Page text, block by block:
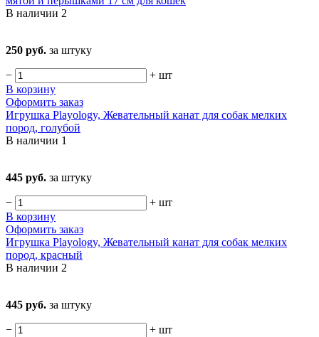
В наличии 2
250 руб. за штуку
− + шт
В корзину
Оформить заказ
Игрушка Playology, Жевательный канат для собак мелких
пород, голубой
В наличии 1
445 руб. за штуку
− + шт
В корзину
Оформить заказ
Игрушка Playology, Жевательный канат для собак мелких
пород, красный
В наличии 2
445 руб. за штуку
− + шт